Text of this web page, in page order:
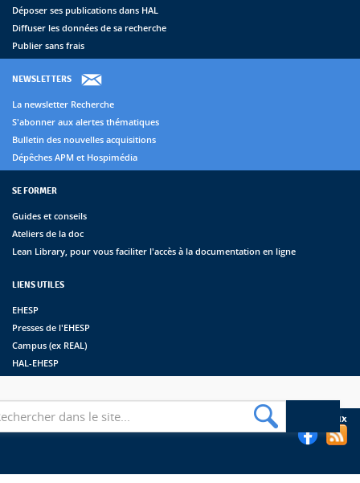
Déposer ses publications dans HAL
Diffuser les données de sa recherche
Publier sans frais
NEWSLETTERS
La newsletter Recherche
S'abonner aux alertes thématiques
Bulletin des nouvelles acquisitions
Dépêches APM et Hospimédia
SE FORMER
Guides et conseils
Ateliers de la doc
Lean Library, pour vous faciliter l'accès à la documentation en ligne
LIENS UTILES
EHESP
Presses de l'EHESP
Campus (ex REAL)
HAL-EHESP
Suivez les bibliothèques de l'EHESP sur les réseaux sociaux